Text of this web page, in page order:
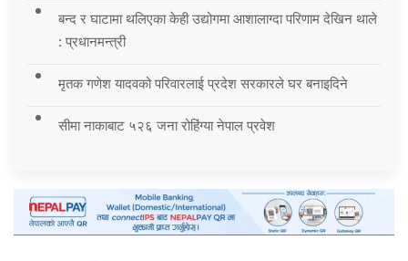
बन्द र घाटामा थलिएका केही उद्योगमा आशालाग्दा परिणाम देखिन थाले
: प्रधानमन्त्री
मृतक गणेश यादवको परिवारलाई प्रदेश सरकारले घर बनाइदिने
सीमा नाकाबाट ५२६ जना रोहिंग्या नेपाल प्रवेश